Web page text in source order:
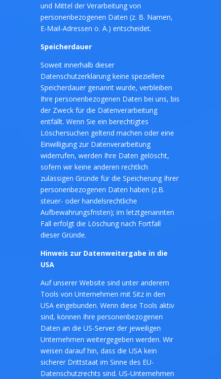
und Mittel der Verarbeitung von
personenbezogenen Daten (z. B. Namen,
E-Mail-Adressen o. Ä.) entscheidet.
Speicherdauer
Soweit innerhalb dieser
Datenschutzerklärung keine speziellere
Speicherdauer genannt wurde, verbleiben
Ihre personenbezogenen Daten bei uns, bis
der Zweck für die Datenverarbeitung
entfällt. Wenn Sie ein berechtigtes
Löschersuchen geltend machen oder eine
Einwilligung zur Datenverarbeitung
widerrufen, werden Ihre Daten gelöscht,
sofern wir keine anderen rechtlich
zulässigen Gründe für die Speicherung Ihrer
personenbezogenen Daten haben (z.B.
steuer- oder handelsrechtliche
Aufbewahrungsfristen); im letztgenannten
Fall erfolgt die Löschung nach Fortfall
dieser Gründe.
Hinweis zur Datenweitergabe in die
USA
Auf unserer Website sind unter anderem
Tools von Unternehmen mit Sitz in den
USA eingebunden. Wenn diese Tools aktiv
sind, können Ihre personenbezogenen
Daten an die US-Server der jeweiligen
Unternehmen weitergegeben werden. Wir
weisen darauf hin, dass die USA kein
sicherer Drittstaat im Sinne des EU-
Datenschutzrechts sind. US-Unternehmen